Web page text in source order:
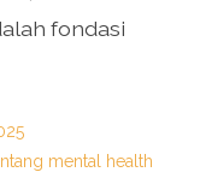
fondasi
mental health